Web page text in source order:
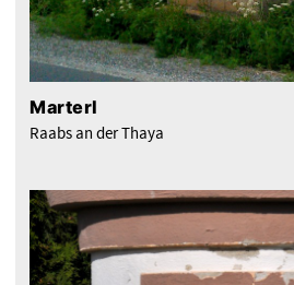
Marterl
Raabs an der Thaya